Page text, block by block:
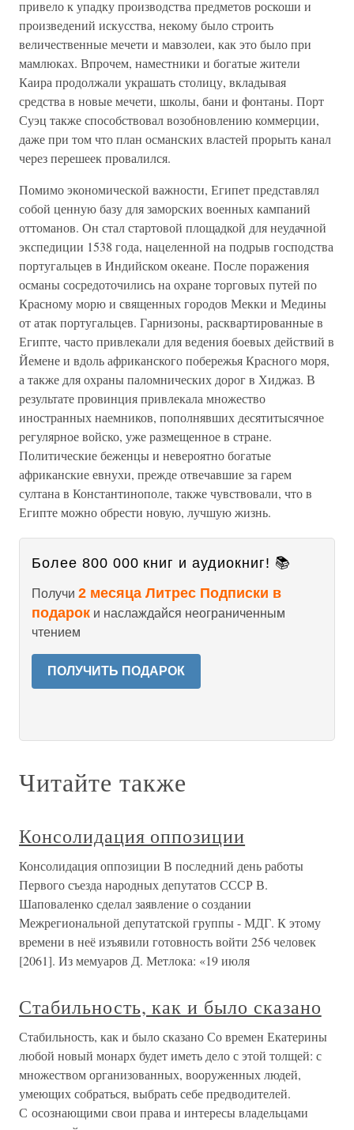
привело к упадку производства предметов роскоши и
произведений искусства, некому было строить
величественные мечети и мавзолеи, как это было при
мамлюках. Впрочем, наместники и богатые жители
Каира продолжали украшать столицу, вкладывая
средства в новые мечети, школы, бани и фонтаны. Порт
Суэц также способствовал возобновлению коммерции,
даже при том что план османских властей прорыть канал
через перешеек провалился.
Помимо экономической важности, Египет представлял
собой ценную базу для заморских военных кампаний
оттоманов. Он стал стартовой площадкой для неудачной
экспедиции 1538 года, нацеленной на подрыв господства
португальцев в Индийском океане. После поражения
османы сосредоточились на охране торговых путей по
Красному морю и священных городов Мекки и Медины
от атак португальцев. Гарнизоны, расквартированные в
Египте, часто привлекали для ведения боевых действий в
Йемене и вдоль африканского побережья Красного моря,
а также для охраны паломнических дорог в Хиджаз. В
результате провинция привлекала множество
иностранных наемников, пополнявших десятитысячное
регулярное войско, уже размещенное в стране.
Политические беженцы и невероятно богатые
африканские евнухи, прежде отвечавшие за гарем
султана в Константинополе, также чувствовали, что в
Египте можно обрести новую, лучшую жизнь.
Более 800 000 книг и аудиокниг! 📚
Получи 2 месяца Литрес Подписки в
подарок и наслаждайся неограниченным
чтением
ПОЛУЧИТЬ ПОДАРОК
Читайте также
Консолидация оппозиции
Консолидация оппозиции В последний день работы
Первого съезда народных депутатов СССР В.
Шаповаленко сделал заявление о создании
Межрегиональной депутатской группы - МДГ. К этому
времени в неё изъявили готовность войти 256 человек
[2061]. Из мемуаров Д. Метлока: «19 июля
Стабильность, как и было сказано
Стабильность, как и было сказано Со времен Екатерины
любой новый монарх будет иметь дело с этой толщей: с
множеством организованных, вооруженных людей,
умеющих собраться, выбрать себе предводителей.
С осознающими свои права и интересы владельцами